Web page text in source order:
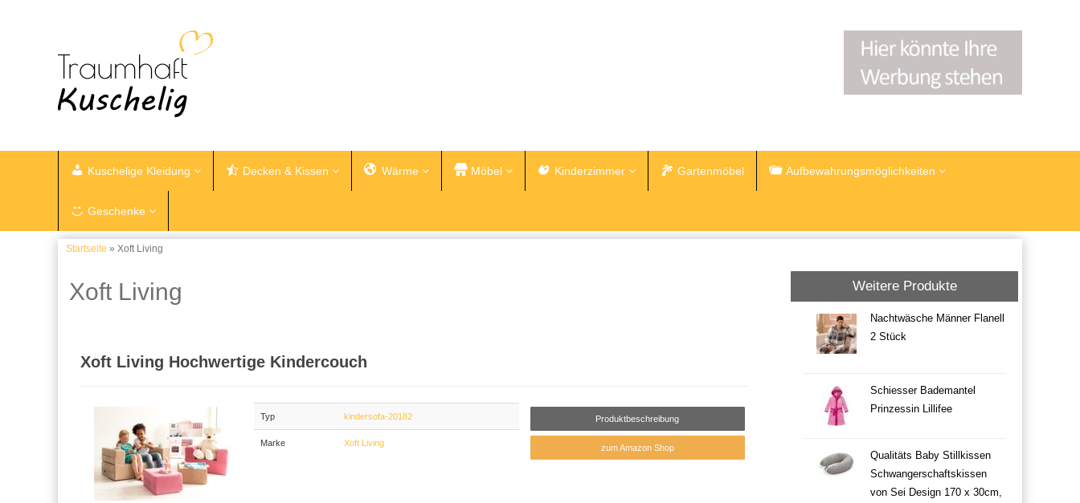
Kuschelige Kleidung Decken & Kissen Wärme Möbel Kinderzimmer Gartenmöbel Aufbewahrungsmöglichkeiten
Geschenke
Startseite » Xoft Living
Xoft Living
Xoft Living Hochwertige Kindercouch
Typ kindersofa-20182
Marke Xoft Living
Produktbeschreibung
zum Amazon Shop
Weitere Produkte
Nachtwäsche Männer Flanell
2 Stück
Schiesser Bademantel
Prinzessin Lillifee
Qualitäts Baby Stillkissen
Schwangerschaftskissen
von Sei Design 170 x 30cm,